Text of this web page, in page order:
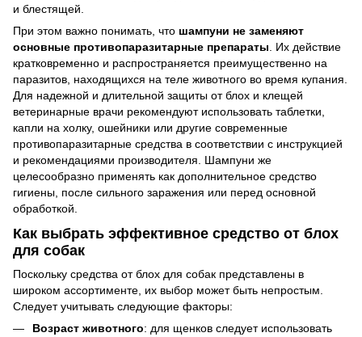
и блестящей.
При этом важно понимать, что шампуни не заменяют
основные противопаразитарные препараты . Их действие
кратковременно и распространяется преимущественно на
паразитов, находящихся на теле животного во время купания.
Для надежной и длительной защиты от блох и клещей
ветеринарные врачи рекомендуют использовать таблетки,
капли на холку, ошейники или другие современные
противопаразитарные средства в соответствии с инструкцией
и рекомендациями производителя. Шампуни же
целесообразно применять как дополнительное средство
гигиены, после сильного заражения или перед основной
обработкой.
Как выбрать эффективное средство от блох
для собак
Поскольку средства от блох для собак представлены в
широком ассортименте, их выбор может быть непростым.
Следует учитывать следующие факторы:
Возраст животного: для щенков следует использовать